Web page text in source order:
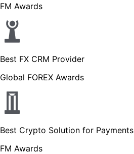
FM Awards
Best FX CRM Provider
Global FOREX Awards
Best Crypto Solution for Payments
FM Awards